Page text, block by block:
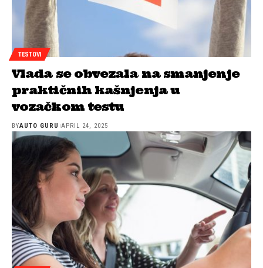
TESTOVI
Vlada se obvezala na smanjenje
praktičnih kašnjenja u
vozačkom testu
BYAUTO GURU APRIL 24, 2025